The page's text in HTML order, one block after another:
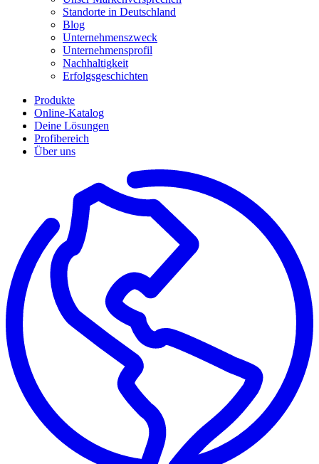
Standorte in Deutschland
Blog
Unternehmenszweck
Unternehmensprofil
Nachhaltigkeit
Erfolgsgeschichten
Produkte
Online-Katalog
Deine Lösungen
Profibereich
Über uns